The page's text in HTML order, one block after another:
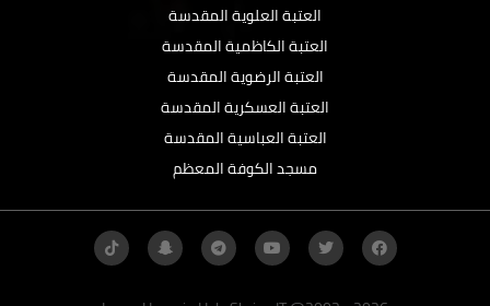
العتبة العلوية المقدسة
العتبة الكاظمية المقدسة
العتبة الرضوية المقدسة
العتبة العسكرية المقدسة
العتبة العباسية المقدسة
مسجد الكوفة المعظم